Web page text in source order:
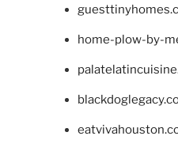
home-plow-by-